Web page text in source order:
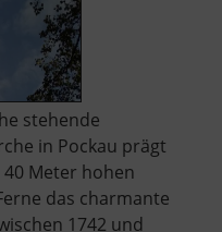
stehende
in Pockau prägt
Meter hohen
das charmante
1742 und